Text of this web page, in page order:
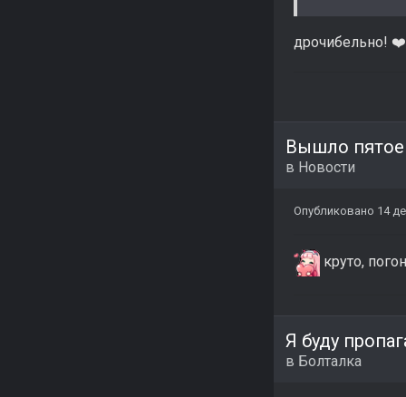
дрочибельно! ❤️
Вышло пятое
в Новости
Опубликовано 14
круто,
Я буду
в Болталка